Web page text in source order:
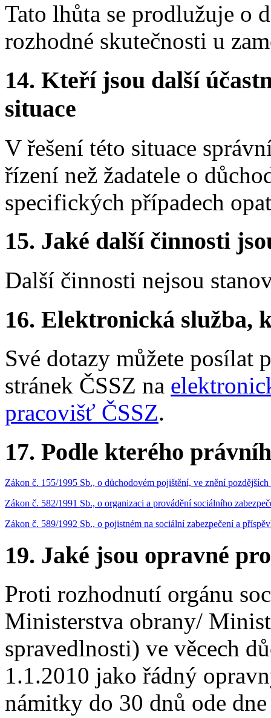
Tato lhůta se prodlužuje o
rozhodné skutečnosti u
14. Kteří jsou další
situace
V řešení této situace
řízení než žadatele o
specifických případech
15. Jaké další činnosti
Další činnosti nejsou
16. Elektronická služba,
Své dotazy můžete posílat
stránek ČSSZ na
pracovišť ČSSZ.
17. Podle kterého
Zákon č. 155/1995 Sb., o důchodovém pojištění, ve znění pozdějších
Zákon č. 582/1991 Sb., o organizaci a provádění sociálního
Zákon č. 589/1992 Sb., o pojistném na sociální zabezpečení a
19. Jaké jsou opravné
Proti rozhodnutí orgánu
Ministerstva obrany/
spravedlnosti) ve věcech
1.1.2010 jako řádný
námitky do 30 dnů ode